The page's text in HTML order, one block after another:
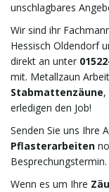
unschlagbares
Wir sind ihr
Hessisch Oldendorf
direkt an unter
mit. Metallzaun
Stabmattenzäune,
erledigen den Job!
Senden Sie uns Ihre
Pflasterarbeiten
Wenn es um Ihre